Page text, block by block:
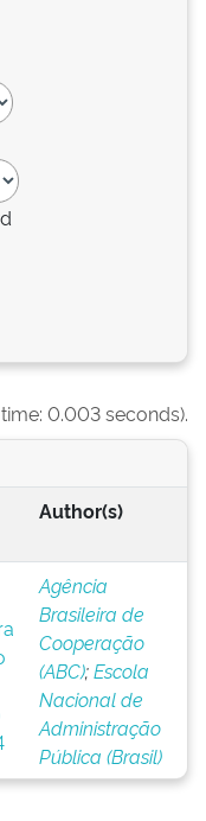
0.003 seconds).
Author(s)
Agência
Brasileira de
Cooperação
(ABC);Escola
Nacional de
Administração
Pública (Brasil)